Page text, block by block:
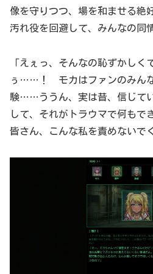
像を守りつつ、場を和ませる絶
汚れ役を回避して、みんなの同
「えぇっ、そんなの恥ずかしく
ぅ……！ モカはファンのみん
験……ううん、実は昔、信じて
して、それがトラウマで何もで
皆さん、こんな私を責めないで